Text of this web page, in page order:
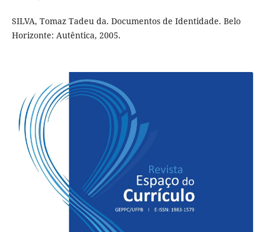
SILVA, Tomaz Tadeu da. Documentos de Identidade. Belo
Horizonte: Autêntica, 2005.